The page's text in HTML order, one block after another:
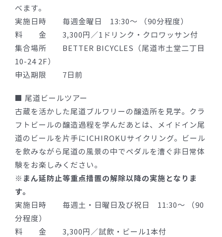
べます。
実施日時 毎週金曜日 13:30〜 （90分程度）
料 金 3,300円／1ドリンク・クロワッサン付
集合場所 BETTER BICYCLES（尾道市土堂二丁目
10-24 2F）
申込期限 7日前
■ 尾道ビールツアー
古蔵を活かした尾道ブルワリーの醸造所を見学。クラ
フトビールの醸造過程を学んだあとは、メイドイン尾
道のビールを片手にICHIROKUサイクリング。ビール
を飲みながら尾道の風景の中でペダルを漕ぐ非日常体
験をお楽しみください。
※まん延防止等重点措置の解除以降の実施となりま
す。
実施日時 毎週土・日曜日及び祝日 11:30〜 （90
分程度）
料 金 3,300円／試飲・ビール1本付